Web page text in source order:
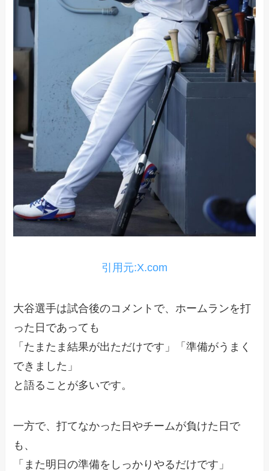
引用元:X.com
大谷選手は試合後のコメントで、ホームランを打
った日であっても
「たまたま結果が出ただけです」「準備がうまく
できました」
と語ることが多いです。
一方で、打てなかった日やチームが負けた日で
も、
「また明日の準備をしっかりやるだけです」